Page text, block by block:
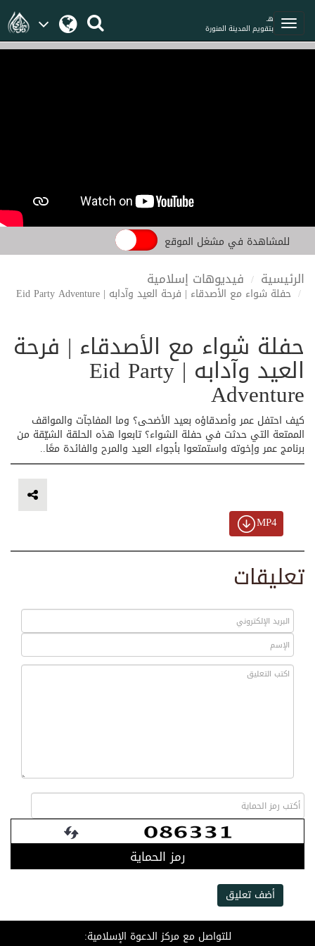
هـ
بتقويم المدينة المنورة
للمشاهدة في مشغل الموقع
الرئيسية فيديوهات إسلامية
حفلة شواء مع الأصدقاء | فرحة العيد وآدابه | Eid Party Adventure
حفلة شواء مع الأصدقاء | فرحة
العيد وآدابه | Eid Party
Adventure
كيف احتفل عمر وأصدقاؤه بعيد الأضحى؟ وما المفاجآت والمواقف
الممتعة التي حدثت في حفلة الشواء؟ تابعوا هذه الحلقة الشيّقة من
برنامج عمر وإخوته واستمتعوا بأجواء العيد والمرح والفائدة معًا..
MP4
تعليقات
رمز الحماية
أضف تعليق
للتواصل مع مركز الدعوة الإسلامية: